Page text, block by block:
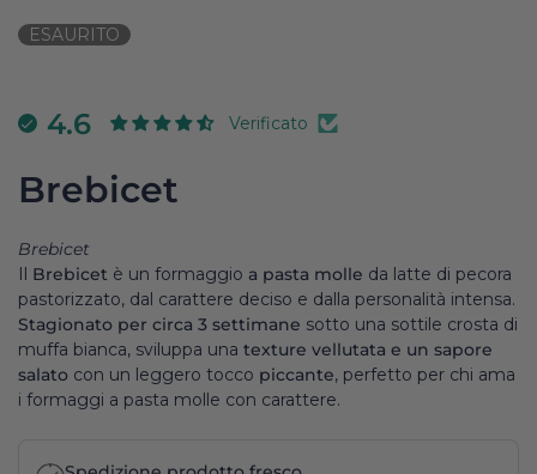
ESAURITO
4.6 Verificato
Brebicet
Brebicet
Il Brebicet è un formaggio a pasta molle da latte di pecora
pastorizzato, dal carattere deciso e dalla personalità intensa.
Stagionato per circa 3 settimane sotto una sottile crosta di
muffa bianca, sviluppa una texture vellutata e un sapore
salato con un leggero tocco piccante, perfetto per chi ama
i formaggi a pasta molle con carattere.